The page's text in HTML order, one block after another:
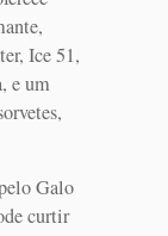
Ice 51,
e um
Galo
curtir